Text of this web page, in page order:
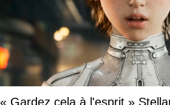
« Gardez cela à l'esprit »